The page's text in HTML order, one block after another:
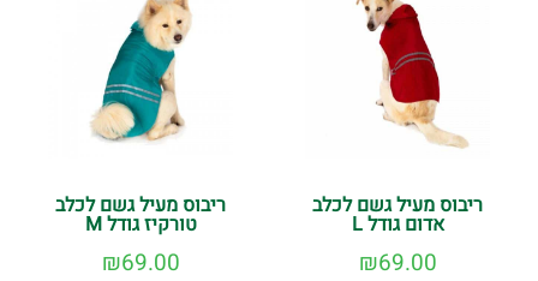
ריבוס מעיל גשם לכלב
אדום גודל L
₪69.00
ריבוס מעיל גשם לכלב
טורקיז גודל M
₪69.00